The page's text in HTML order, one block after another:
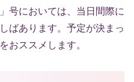
号においては、当日間際に
ばあります。予定が決まっ
おススメします。